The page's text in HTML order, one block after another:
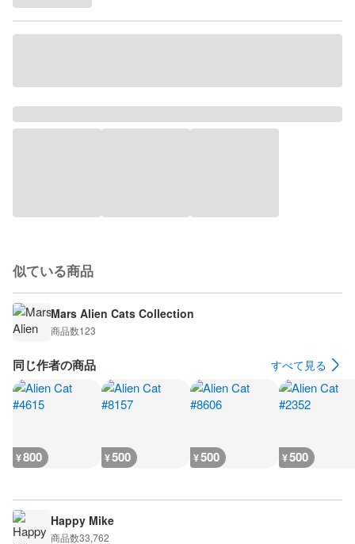
似ている商品
Mars Alien Cats Collection
商品数123
同じ作者の商品 すべて見る
¥800 ¥500 ¥500 ¥500
Happy Mike
商品数33,762